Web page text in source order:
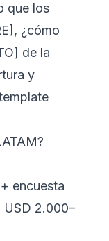
que los
¿cómo
de la
y
encuesta
USD 2.000–